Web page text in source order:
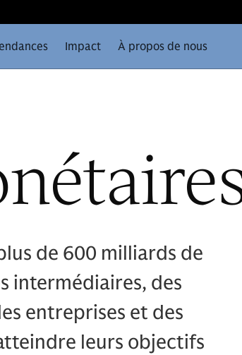
Impact À propos de nous
de 600 milliards de
intermédiaires, des
entreprises et des
leurs objectifs